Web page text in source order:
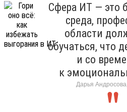
Сфера ИТ — это
среда,
области
обучаться, что
и со
к
Дарья